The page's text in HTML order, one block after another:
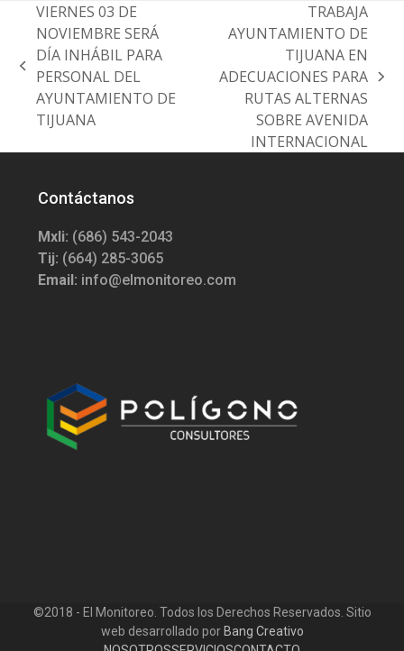
previous
post:
VIERNES 03 DE
NOVIEMBRE SERÁ
DÍA INHÁBIL PARA
PERSONAL DEL
AYUNTAMIENTO DE
TIJUANA
next
TRABAJA
AYUNTAMIENTO DE
TIJUANA EN
ADECUACIONES PARA
RUTAS ALTERNAS
SOBRE AVENIDA
INTERNACIONAL
Contáctanos
Mxli: (686) 543-2043
Tij: (664) 285-3065
Email: info@elmonitoreo.com
©2018 - El Monitoreo. Todos los Derechos Reservados. Sitio
web desarrollado porBang Creativo